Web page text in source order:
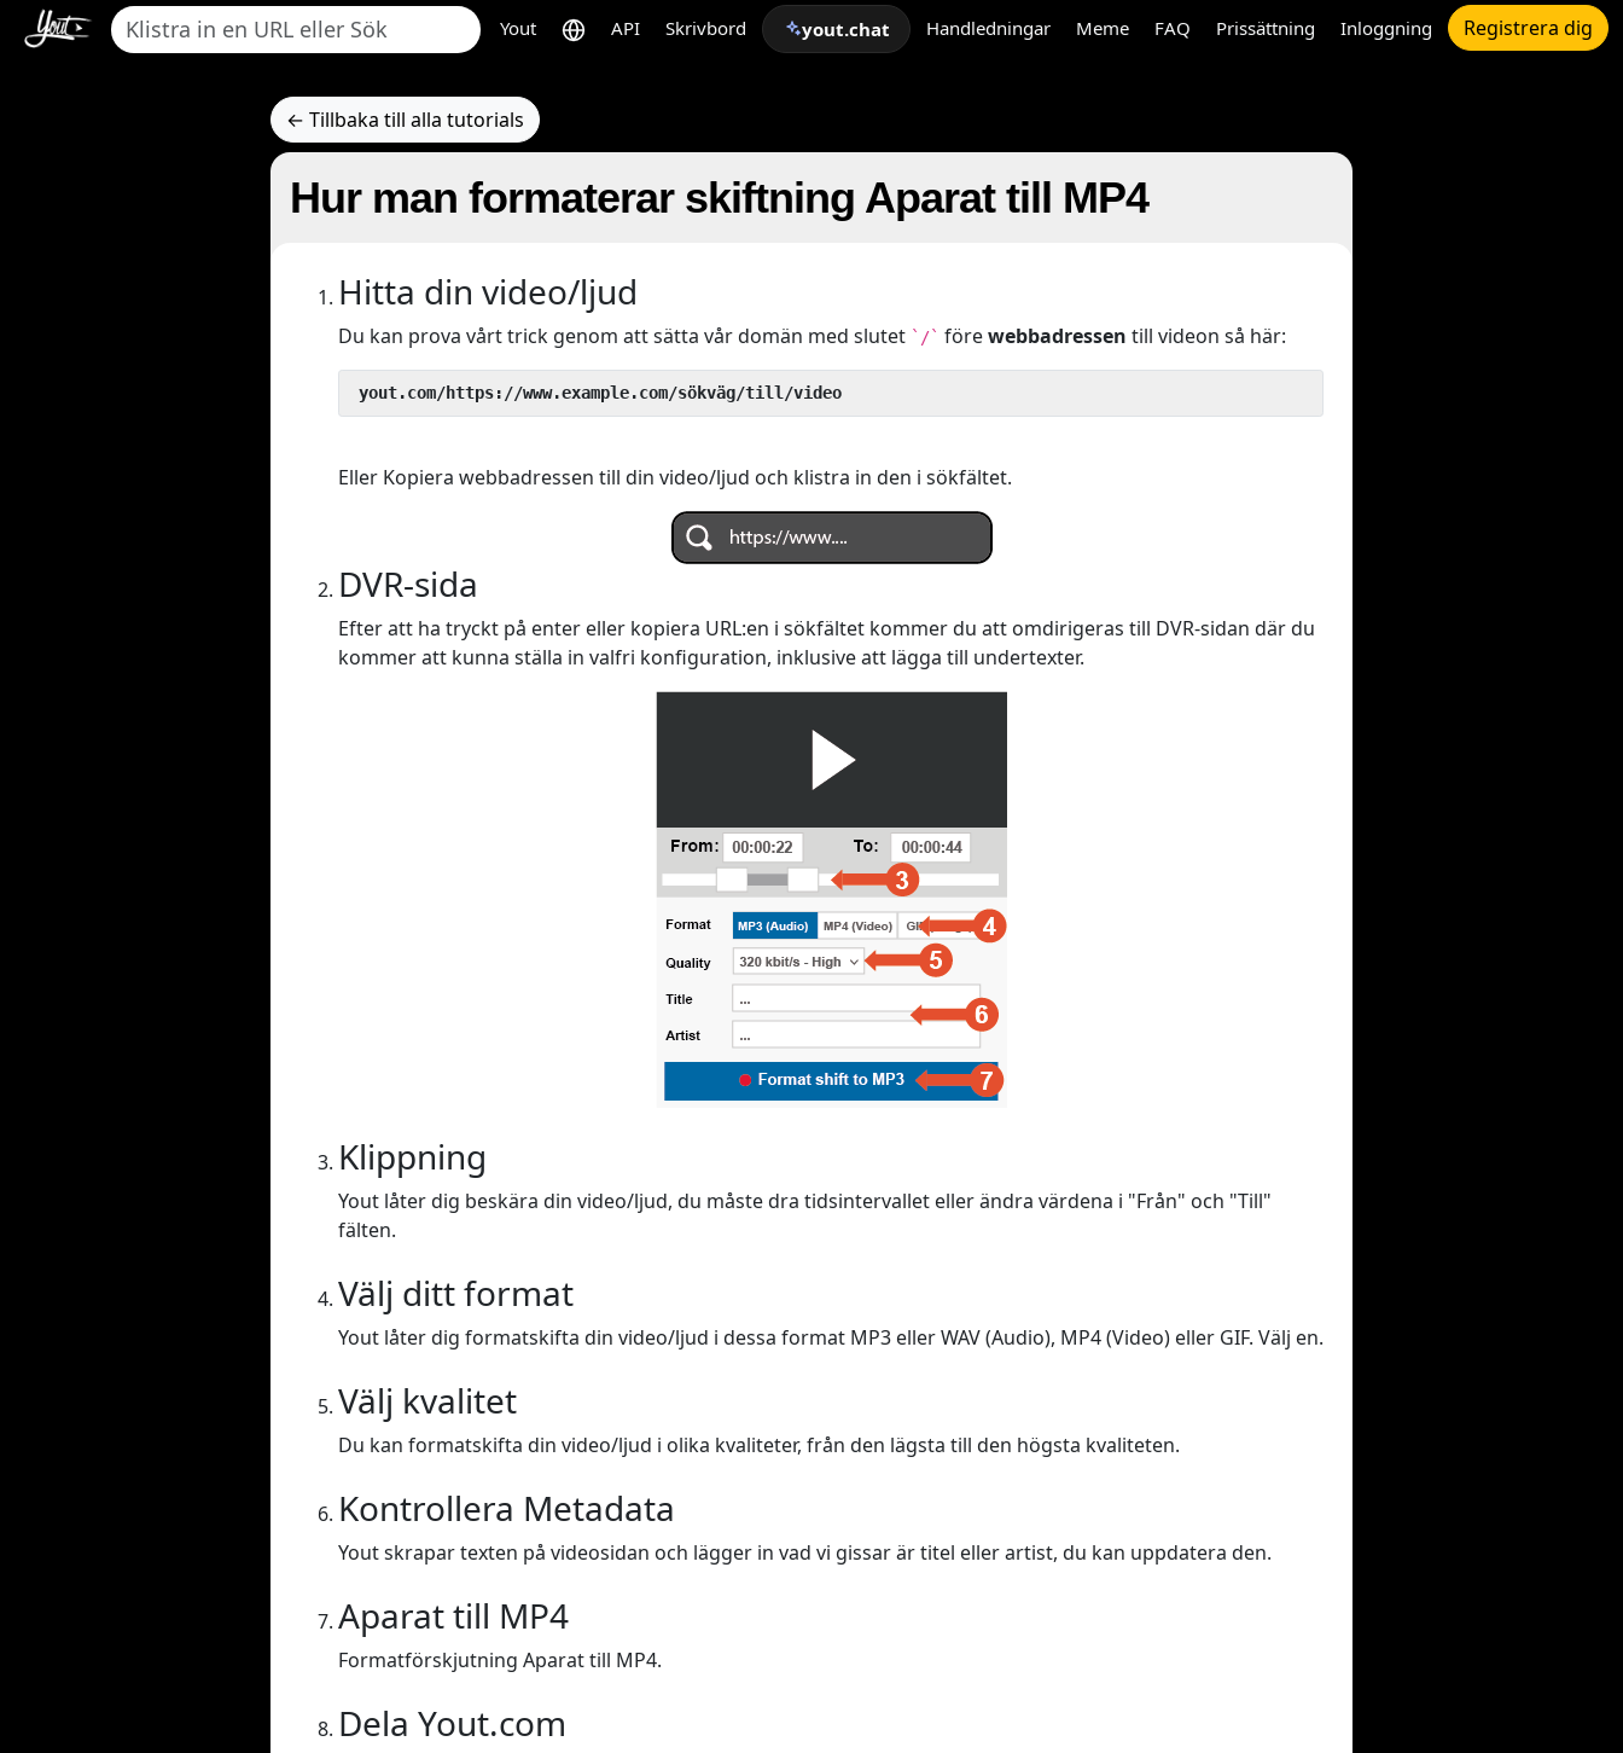
Yout API Skrivbord yout.chat Handledningar Meme FAQ Prissättning Inloggning Registrera dig
← Tillbaka till alla tutorials
Hur man formaterar skiftning Aparat till MP4
Hitta din video/ljud
Du kan prova vårt trick genom att sätta vår domän med slutet `/` förewebbadressen till videon så här:
yout.com/https://www.example.com/sökväg/till/video
Eller Kopiera webbadressen till din video/ljud och klistra in den i sökfältet.
DVR-sida
Efter att ha tryckt på enter eller kopiera URL:en i sökfältet kommer du att omdirigeras till DVR-sidan där du
kommer att kunna ställa in valfri konfiguration, inklusive att lägga till undertexter.
Klippning
Yout låter dig beskära din video/ljud, du måste dra tidsintervallet eller ändra värdena i "Från" och "Till"
fälten.
Välj ditt format
Yout låter dig formatskifta din video/ljud i dessa format MP3 eller WAV (Audio), MP4 (Video) eller GIF. Välj en.
Välj kvalitet
Du kan formatskifta din video/ljud i olika kvaliteter, från den lägsta till den högsta kvaliteten.
Kontrollera Metadata
Yout skrapar texten på videosidan och lägger in vad vi gissar är titel eller artist, du kan uppdatera den.
Aparat till MP4
Formatförskjutning Aparat till MP4.
Dela Yout.com